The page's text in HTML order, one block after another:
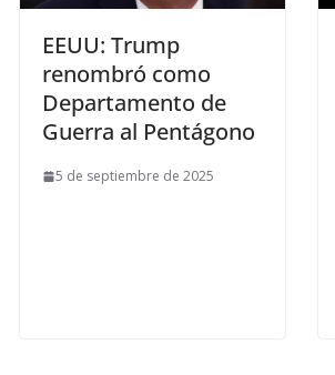
EEUU: Trump
renombró como
Departamento de
Guerra al Pentágono
5 de septiembre de 2025